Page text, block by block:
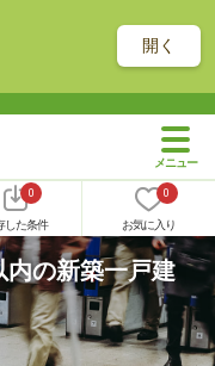
開く
0
した条件
0
お気に入り
の新築一戸建